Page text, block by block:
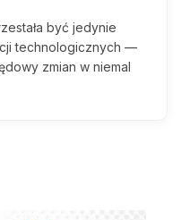
być jedynie
technologicznych —
zmian w niemal